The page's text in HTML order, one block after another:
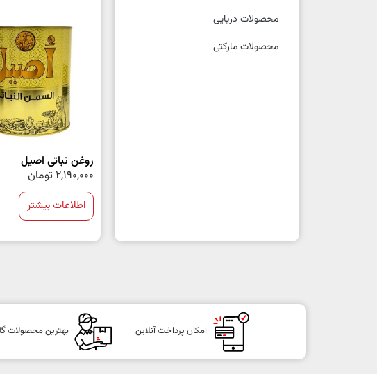
محصولات دریایی
محصولات مارکتی
روغن نباتی اصیل
2,190,000 تومان
اطلاعات بیشتر
امکان پرداخت آنلاین بهترین محصولات